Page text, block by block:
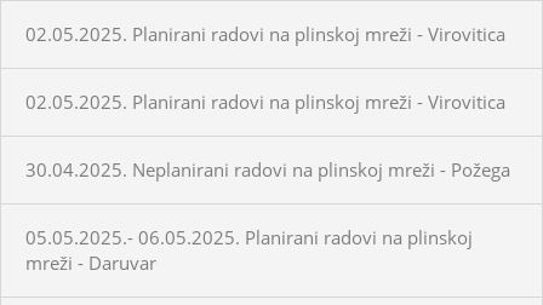
02.05.2025. Planirani radovi na plinskoj mreži - Virovitica
02.05.2025. Planirani radovi na plinskoj mreži - Virovitica
30.04.2025. Neplanirani radovi na plinskoj mreži - Požega
05.05.2025.- 06.05.2025. Planirani radovi na plinskoj
mreži - Daruvar